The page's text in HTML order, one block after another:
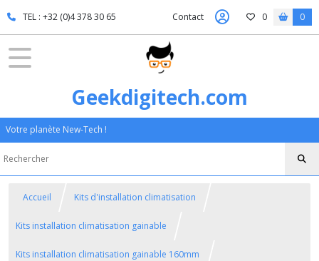
TEL : +32 (0)4 378 30 65 Contact 0 0
Geekdigitech.com
Votre planète New-Tech !
Accueil Kits d'installation climatisation
Kits installation climatisation gainable
Kits installation climatisation gainable 160mm